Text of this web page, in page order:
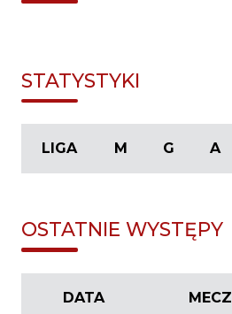
STATYSTYKI
LIGA M G A
OSTATNIE WYSTĘPY
DATA MECZ